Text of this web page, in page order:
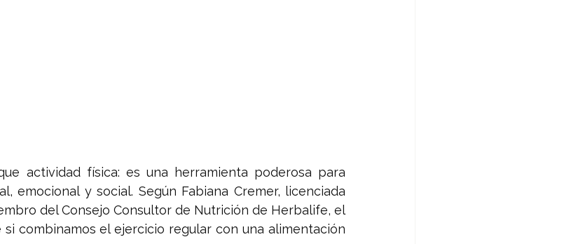
actividad física: es una herramienta poderosa para
emocional y social. Según Fabiana Cremer, licenciada
del Consejo Consultor de Nutrición de Herbalife, el
combinamos el ejercicio regular con una alimentación